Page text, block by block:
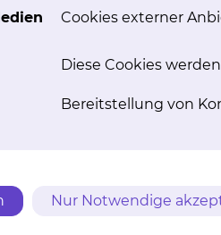
der Untersuchung?
uns neueste
unter der Leitung einer
erfolgt die Einleitung
Um diesen hohen
und mit den
Cookies externer
Diese Cookies
Bereitstellung von
Nur Notwendige